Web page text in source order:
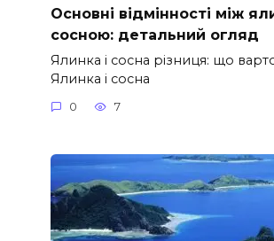
Основні відмінності між
сосною: детальний огляд
Ялинка і сосна різниця: що
Ялинка і сосна
0 7